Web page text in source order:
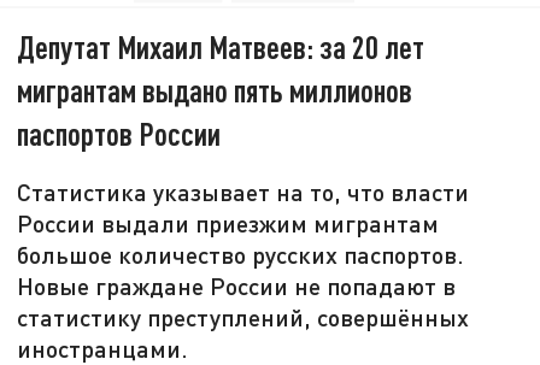
Депутат Михаил Матвеев: за 20 лет
мигрантам выдано пять миллионов
паспортов России
Статистика указывает на то, что власти
России выдали приезжим мигрантам
большое количество русских паспортов.
Новые граждане России не попадают в
статистику преступлений, совершённых
иностранцами.